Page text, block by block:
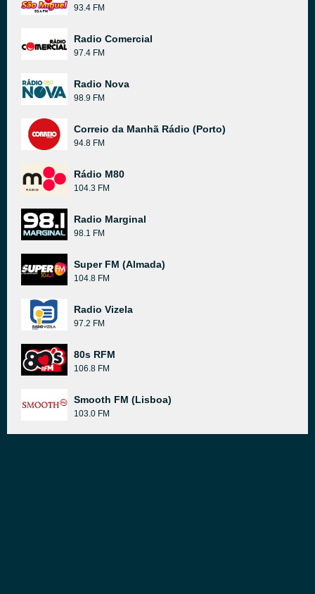
93.4 FM
Radio Comercial
97.4 FM
Radio Nova
98.9 FM
Correio da Manhã Rádio (Porto)
94.8 FM
Rádio M80
104.3 FM
Radio Marginal
98.1 FM
Super FM (Almada)
104.8 FM
Radio Vizela
97.2 FM
80s RFM
106.8 FM
Smooth FM (Lisboa)
103.0 FM